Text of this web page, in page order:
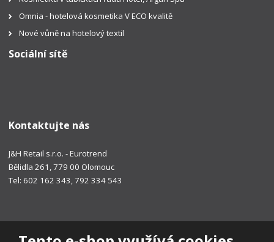
Omnia - hotelová kosmetika V ECO kvalitě
Nové vůně na hotelový textil
Sociální sítě
Kontaktujte nás
J&H Retail s.r.o. - Eurotrend
Bělidla 261, 779 00 Olomouc
Tel: 602 162 343, 792 334 543